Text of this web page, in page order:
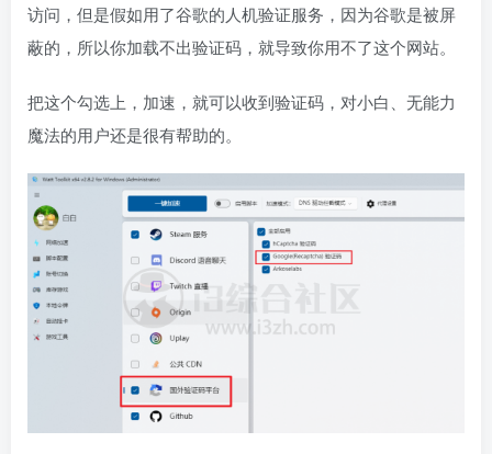
访问，但是假如用了谷歌的人机验证服务，因为谷歌是被屏
蔽的，所以你加载不出验证码，就导致你用不了这个网站。
把这个勾选上，加速，就可以收到验证码，对小白、无能力
魔法的用户还是很有帮助的。